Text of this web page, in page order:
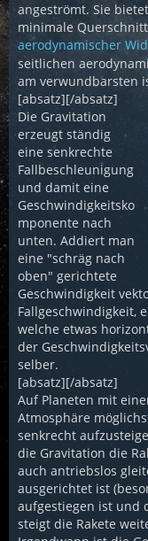
angeströmt. Sie
minimale
aerodynamischer
seitlichen
am verwundbarsten
[absatz][/absatz]
Die Gravitation
erzeugt ständig
eine senkrechte
Fallbeschleunigung
und damit eine
Geschwindigkeitsko
mponente nach
unten. Addiert man
eine "schräg nach
oben" gerichtete
Geschwindigkeit
Fallgeschwindigkeit,
welche etwas
der
selber.
[absatz][/absatz]
Auf Planeten mit
Atmosphäre
senkrecht
die Gravitation die
auch antriebslos
ausgerichtet ist
aufgestiegen ist und
steigt die Rakete